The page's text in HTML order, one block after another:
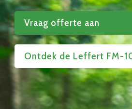
Vraag offerte aan
Ontdek de Leffert FM-